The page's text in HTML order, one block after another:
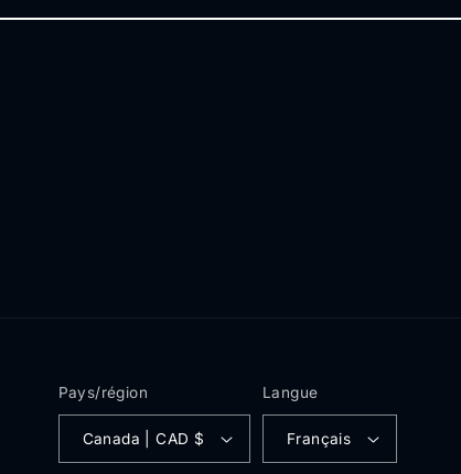
Pays/région
Canada | CAD $
Langue
Français